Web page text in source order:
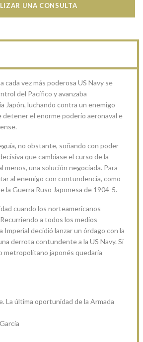
UNA CONSULTA
cada vez más poderosa US Navy se
del Pacífico y avanzaba
Japón, luchando contra un enemigo
detener el enorme poderío aeronaval e
no obstante, soñando con poder
que cambiase el curso de la
menos, una solución negociada. Para
al enemigo con contundencia, como
la Guerra Ruso Japonesa de 1904-5.
cuando los norteamericanos
a todos los medios
Imperial decidió lanzar un órdago con la
derrota contundente a la US Navy. Si
metropolitano japonés quedaría
La última oportunidad de la Armada